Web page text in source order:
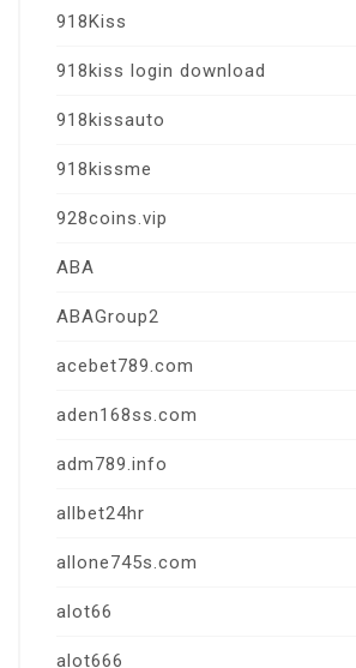
918Kiss
918kiss login download
918kissauto
918kissme
928coins.vip
ABA
ABAGroup2
acebet789.com
aden168ss.com
adm789.info
allbet24hr
allone745s.com
alot66
alot666